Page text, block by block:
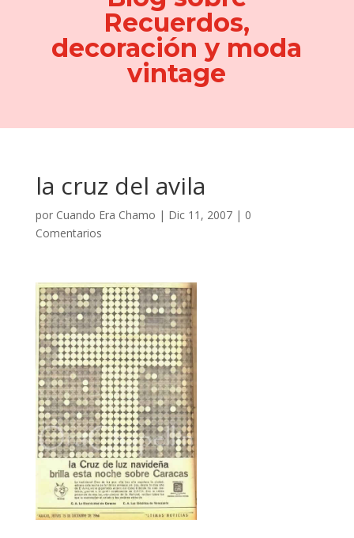
Recuerdos,
decoración y moda
vintage
la cruz del avila
por Cuando Era Chamo | Dic 11, 2007| 0
Comentarios